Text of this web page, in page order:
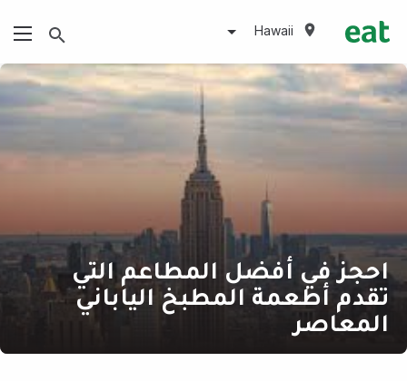
Hawaii
احجز في أفضل المطاعم التي
تقدم أطعمة المطبخ الياباني
المعاصر